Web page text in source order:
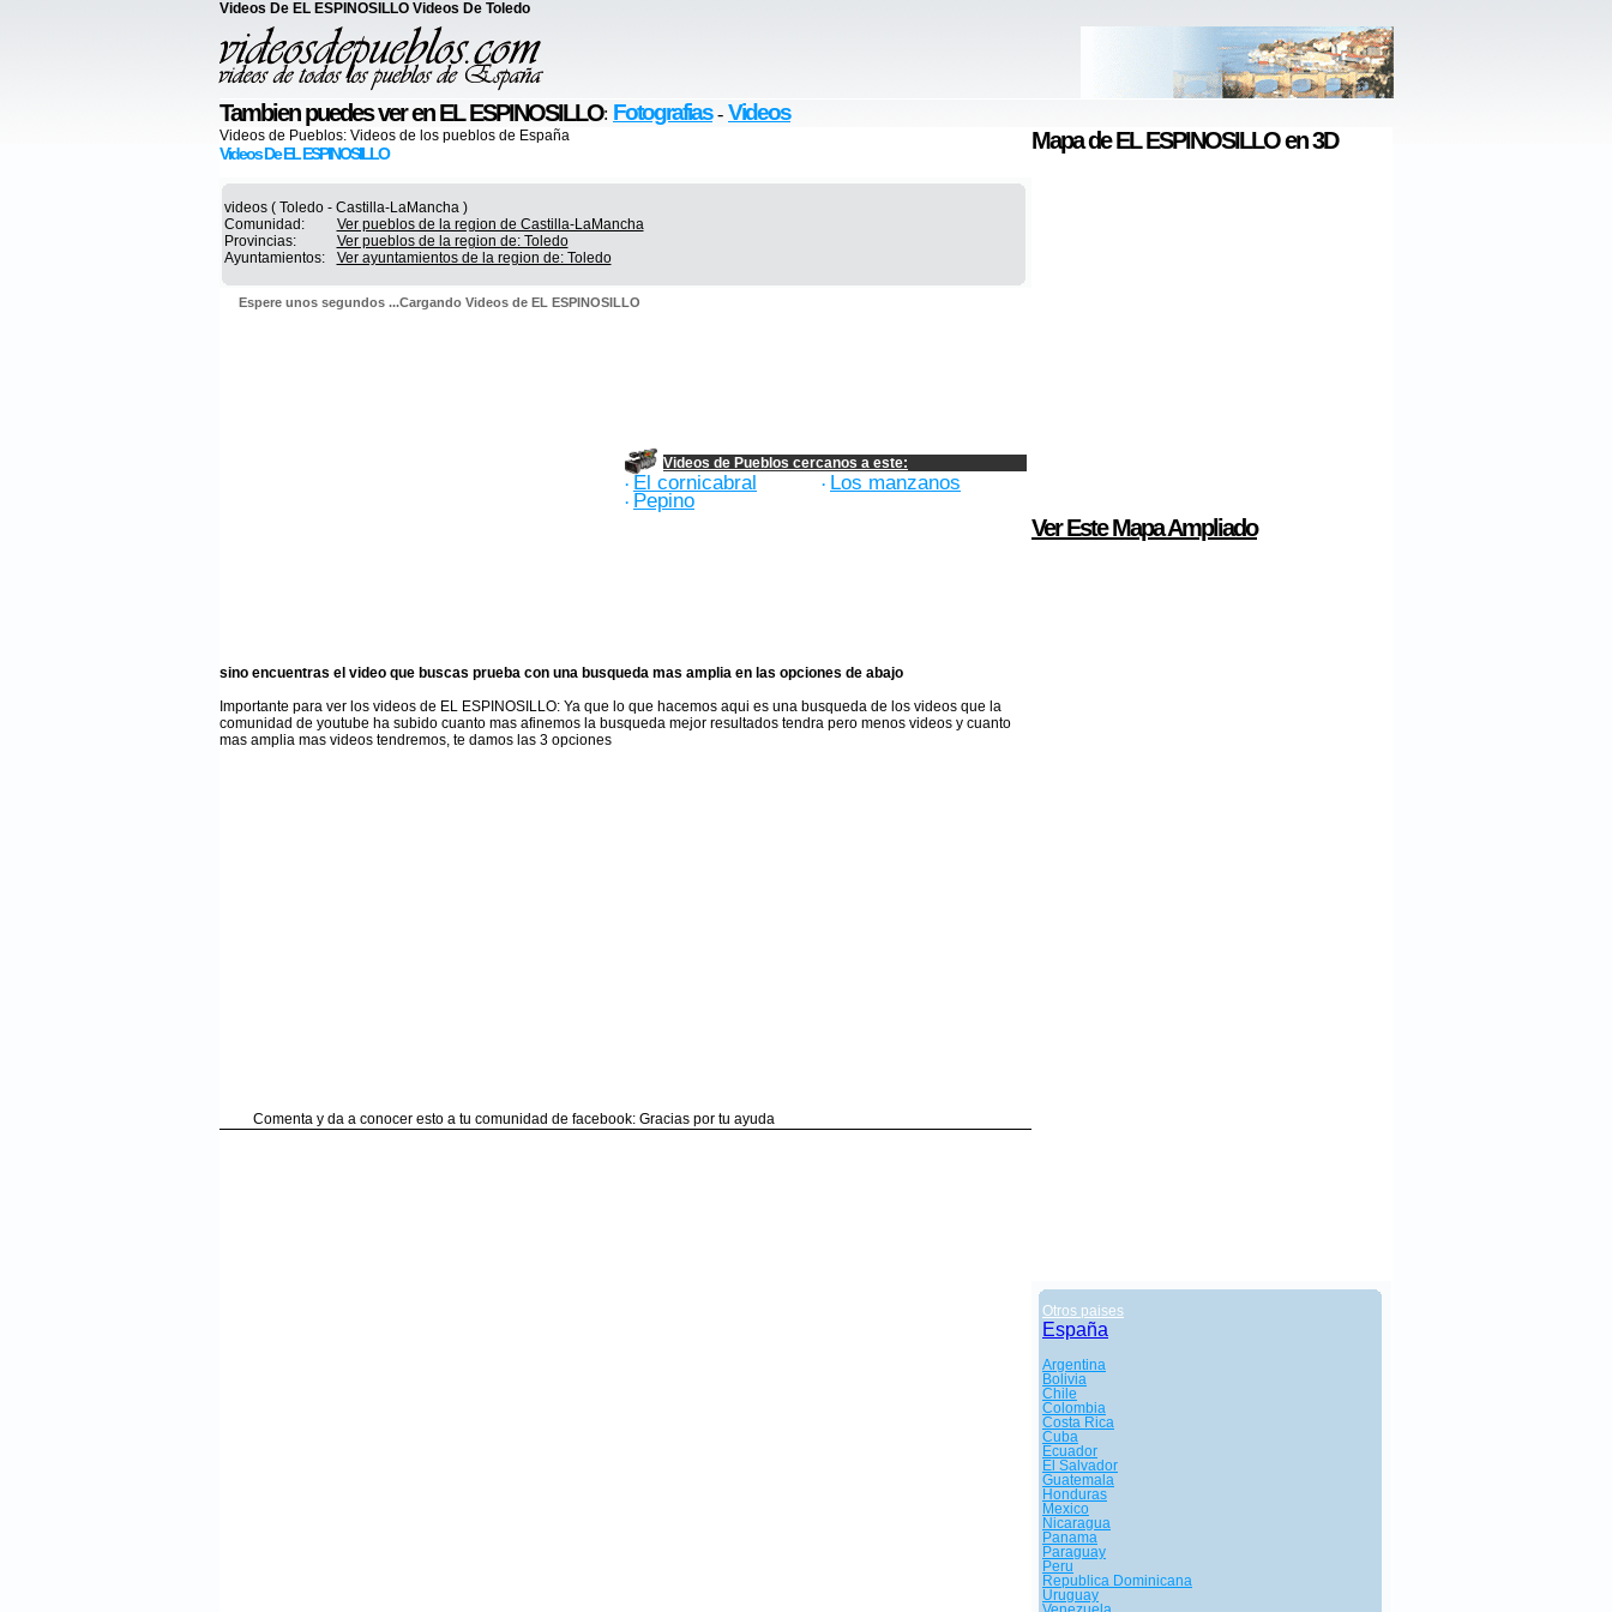
Videos De EL ESPINOSILLO Videos De Toledo
Tambien puedes ver en EL ESPINOSILLO: Fotografias- Videos
Videos de Pueblos: Videos de los pueblos de España
Videos De EL ESPINOSILLO
videos ( Toledo - Castilla-LaMancha )
Comunidad:
Ver pueblos de la region de Castilla-LaMancha
Provincias:
Ver pueblos de la region de: Toledo
Ayuntamientos:
Ver ayuntamientos de la region de: Toledo
Espere unos segundos ...Cargando Videos de EL ESPINOSILLO
Videos de Pueblos cercanos a este:
· El cornicabral · Los manzanos
· Pepino
sino encuentras el video que buscas prueba con una busqueda mas amplia en las opciones de abajo
Importante para ver los videos de EL ESPINOSILLO: Ya que lo que hacemos aqui es una busqueda de los videos que la
comunidad de youtube ha subido cuanto mas afinemos la busqueda mejor resultados tendra pero menos videos y cuanto
mas amplia mas videos tendremos, te damos las 3 opciones
Comenta y da a conocer esto a tu comunidad de facebook: Gracias por tu ayuda
Mapa de EL ESPINOSILLO en 3D
Ver Este Mapa Ampliado
Otros paises
España
Argentina
Bolivia
Chile
Colombia
Costa Rica
Cuba
Ecuador
El Salvador
Guatemala
Honduras
Mexico
Nicaragua
Panama
Paraguay
Peru
Republica Dominicana
Uruguay